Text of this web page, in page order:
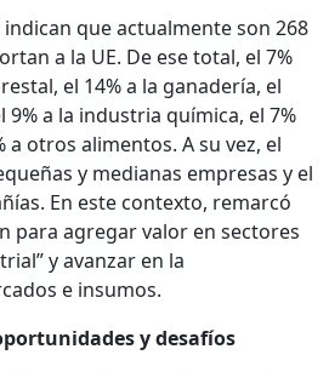
que actualmente son 268
a la UE. De ese total, el 7%
el 14% a la ganadería, el
9% a la industria química, el 7%
a otros alimentos. A su vez, el
y medianas empresas y el
En este contexto, remarcó
para agregar valor en sectores
y avanzar en la
e insumos.
y desafíos